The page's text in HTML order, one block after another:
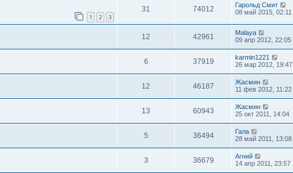
1 2 3
31 74012
Гарольд Смит
08 май 2015, 02:11
12 42961
Malaya
09 апр 2012, 22:05
6 37919
karmin1221
26 мар 2012, 19:47
12 46187
Жасмин
11 фев 2012, 11:22
13 60943
Жасмин
25 окт 2011, 14:04
5 36494
Гала
28 май 2011, 13:08
3 36679
Агний
14 апр 2011, 23:57